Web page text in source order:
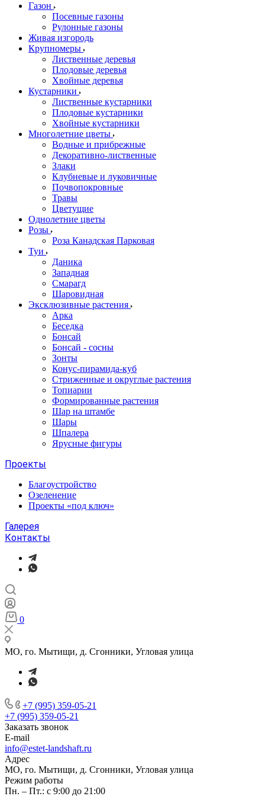
Газон
Посевные газоны
Рулонные газоны
Живая изгородь
Крупномеры
Лиственные деревья
Плодовые деревья
Хвойные деревья
Кустарники
Лиственные кустарники
Плодовые кустарники
Хвойные кустарники
Многолетние цветы
Водные и прибрежные
Декоративно-лиственные
Злаки
Клубневые и луковичные
Почвопокровные
Травы
Цветущие
Однолетние цветы
Розы
Роза Канадская Парковая
Туи
Даника
Западная
Смарагд
Шаровидная
Эксклюзивные растения
Арка
Беседка
Бонсай
Бонсай - сосны
Зонты
Конус-пирамида-куб
Стриженные и округлые растения
Топиарии
Формированные растения
Шар на штамбе
Шары
Шпалера
Ярусные фигуры
Проекты
Благоустройство
Озеленение
Проекты «под ключ»
Галерея
Контакты
0
МО, го. Мытищи, д. Сгонники, Угловая улица
+7 (995) 359-05-21
+7 (995) 359-05-21
Заказать звонок
E-mail
info@estet-landshaft.ru
Адрес
МО, го. Мытищи, д. Сгонники, Угловая улица
Режим работы
Пн. – Пт.: с 9:00 до 21:00